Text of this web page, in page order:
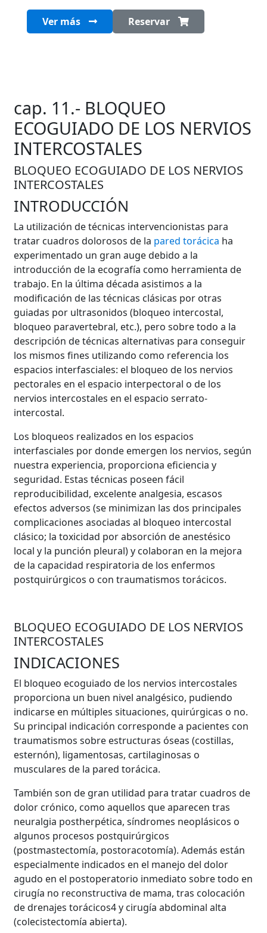
Ver más Reservar
cap. 11.- BLOQUEO
ECOGUIADO DE LOS NERVIOS
INTERCOSTALES
BLOQUEO ECOGUIADO DE LOS NERVIOS
INTERCOSTALES
INTRODUCCIÓN
La utilización de técnicas intervencionistas para
tratar cuadros dolorosos de la pared torácica ha
experimentado un gran auge debido a la
introducción de la ecografía como herramienta de
trabajo. En la última década asistimos a la
modificación de las técnicas clásicas por otras
guiadas por ultrasonidos (bloqueo intercostal,
bloqueo paravertebral, etc.), pero sobre todo a la
descripción de técnicas alternativas para conseguir
los mismos fines utilizando como referencia los
espacios interfasciales: el bloqueo de los nervios
pectorales en el espacio interpectoral o de los
nervios intercostales en el espacio serrato-
intercostal.
Los bloqueos realizados en los espacios
interfasciales por donde emergen los nervios, según
nuestra experiencia, proporciona eficiencia y
seguridad. Estas técnicas poseen fácil
reproducibilidad, excelente analgesia, escasos
efectos adversos (se minimizan las dos principales
complicaciones asociadas al bloqueo intercostal
clásico; la toxicidad por absorción de anestésico
local y la punción pleural) y colaboran en la mejora
de la capacidad respiratoria de los enfermos
postquirúrgicos o con traumatismos torácicos.
BLOQUEO ECOGUIADO DE LOS NERVIOS
INTERCOSTALES
INDICACIONES
El bloqueo ecoguiado de los nervios intercostales
proporciona un buen nivel analgésico, pudiendo
indicarse en múltiples situaciones, quirúrgicas o no.
Su principal indicación corresponde a pacientes con
traumatismos sobre estructuras óseas (costillas,
esternón), ligamentosas, cartilaginosas o
musculares de la pared torácica.
También son de gran utilidad para tratar cuadros de
dolor crónico, como aquellos que aparecen tras
neuralgia postherpética, síndromes neoplásicos o
algunos procesos postquirúrgicos
(postmastectomía, postoracotomía). Además están
especialmente indicados en el manejo del dolor
agudo en el postoperatorio inmediato sobre todo en
cirugía no reconstructiva de mama, tras colocación
de drenajes torácicos4 y cirugía abdominal alta
(colecistectomía abierta).